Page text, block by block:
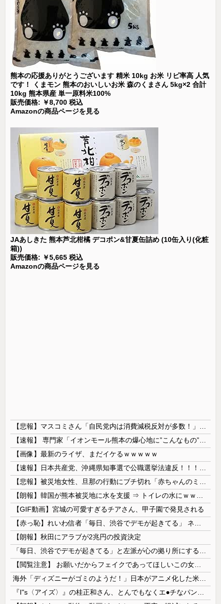
熊本の応援ありがとうございます 精米 10kg お米 リピ率高 人気
です！ くまモン 熊本のおいしいお米 森のくまさん 5kg×2 合計
10kg 熊本県産 単一原料米100%
販売価格: ￥8,700 税込
Amazonの商品ページを見る
JAあしきた 熊本芦北柑橘 デコポン&甘夏缶詰め (10缶入り(化粧
箱))
販売価格: ￥5,665 税込
Amazonの商品ページを見る
【画像】最新のライザ、まだイケるｗｗｗｗｗ
【GIF動画】宮城の可愛すぎるチアさん、甲子園で発見される
【朗報】秋田にアラブが2兆円の投資決定